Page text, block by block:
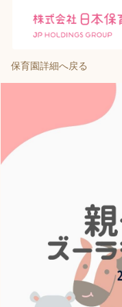
会社概要
投資家情報
保育園詳細へ戻る